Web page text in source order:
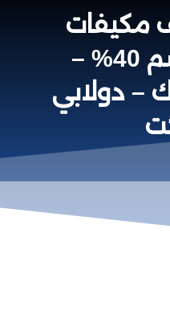
مكيفات
بالخبر – خصم 40% –
– دولابي